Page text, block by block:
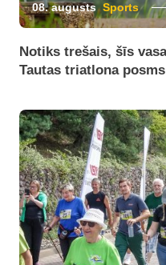
08. augusts Sports
Notiks trešais, šīs
Tautas triatlona posms